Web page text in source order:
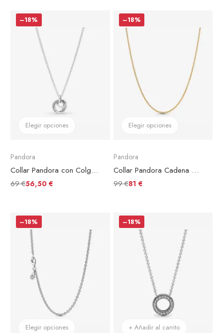
–18%
Elegir opciones
Pandora
Collar Pandora con Colgante Círculo Familiar Siempre
69 €56,50 €
–18%
Elegir opciones
Pandora
Collar Pandora Cadena de Cable
99 €81 €
–18%
Elegir opciones
–18%
+ Añadir al carrito